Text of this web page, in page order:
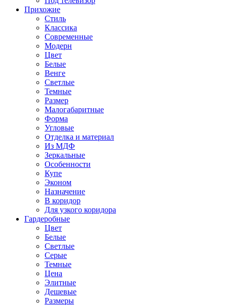
Прихожие
Стиль
Классика
Современные
Модерн
Цвет
Белые
Венге
Светлые
Темные
Размер
Малогабаритные
Форма
Угловые
Отделка и материал
Из МДФ
Зеркальные
Особенности
Купе
Эконом
Назначение
В коридор
Для узкого коридора
Гардеробные
Цвет
Белые
Светлые
Серые
Темные
Цена
Элитные
Дешевые
Размеры